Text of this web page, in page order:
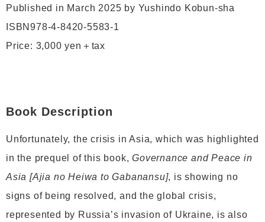
Published in March 2025 by Yushindo Kobun-sha
ISBN978-4-8420-5583-1
Price: 3,000 yen＋tax
Book Description
Unfortunately, the crisis in Asia, which was highlighted
in the prequel of this book,Governance and Peace in
Asia [Ajia no Heiwa to Gabanansu], is showing no
signs of being resolved, and the global crisis,
represented by Russia’s invasion of Ukraine, is also